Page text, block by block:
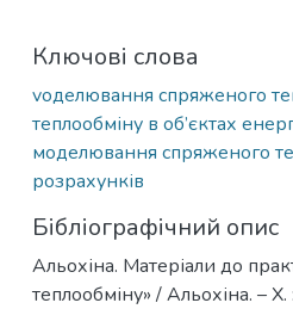
Ключові слова
vоделювання спряженого
теплообміну в об’єктах
моделювання спряженого
розрахунків
Бібліографічний опис
Альохіна. Матеріали до
теплообміну» / Альохіна. –